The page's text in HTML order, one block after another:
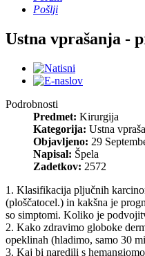
Pošlji
Ustna vprašanja -
Podrobnosti
Predmet: Kirurgija
Kategorija: Ustna
Objavljeno: 29
Napisal: Špela
Zadetkov: 2572
1. Klasifikacija pljučnih
(ploščatocel.) in kakšna je
so simptomi. Koliko je
2. Kako zdravimo globoke
opeklinah (hladimo, samo 30
3. Kaj bi naredili s